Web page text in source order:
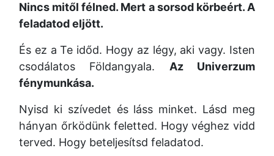
Nincs mitől félned. Mert a sorsod körbeért. A
feladatod eljött.
És ez a Te időd. Hogy az légy, aki vagy. Isten
csodálatos Földangyala. Az Univerzum
fénymunkása.
Nyisd ki szívedet és láss minket. Lásd meg
hányan őrködünk feletted. Hogy véghez vidd
terved. Hogy beteljesítsd feladatod.